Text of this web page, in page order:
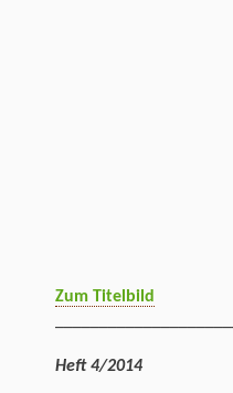
Zum Titelbild
Heft 4/2014